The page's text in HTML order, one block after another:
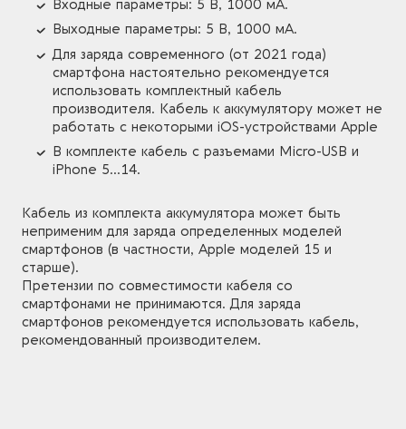
Входные параметры: 5 В, 1000 мА.
Выходные параметры: 5 В, 1000 мА.
Для заряда современного (от 2021 года)
смартфона настоятельно рекомендуется
использовать комплектный кабель
производителя. Кабель к аккумулятору может не
работать с некоторыми iOS-устройствами Apple
В комплекте кабель с разъемами Micro-USB и
iPhone 5...14.
Кабель из комплекта аккумулятора может быть
неприменим для заряда определенных моделей
смартфонов (в частности, Apple моделей 15 и
старше).
Претензии по совместимости кабеля со
смартфонами не принимаются. Для заряда
смартфонов рекомендуется использовать кабель,
рекомендованный производителем.